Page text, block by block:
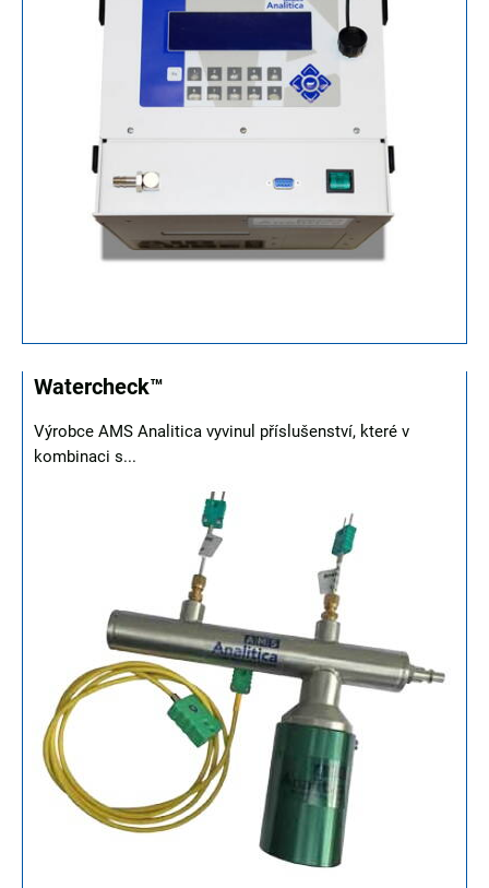
Watercheck™
Výrobce AMS Analitica vyvinul příslušenství, které v
kombinaci s...